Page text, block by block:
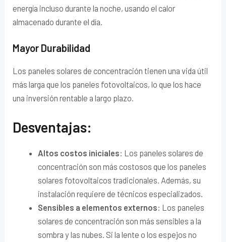
energía incluso durante la noche, usando el calor
almacenado durante el día.
Mayor Durabilidad
Los paneles solares de concentración tienen una vida útil
más larga que los paneles fotovoltaicos, lo que los hace
una inversión rentable a largo plazo.
Desventajas:
Altos costos iniciales: Los paneles solares de
concentración son más costosos que los paneles
solares fotovoltaicos tradicionales. Además, su
instalación requiere de técnicos especializados.
Sensibles a elementos externos: Los paneles
solares de concentración son más sensibles a la
sombra y las nubes. Si la lente o los espejos no